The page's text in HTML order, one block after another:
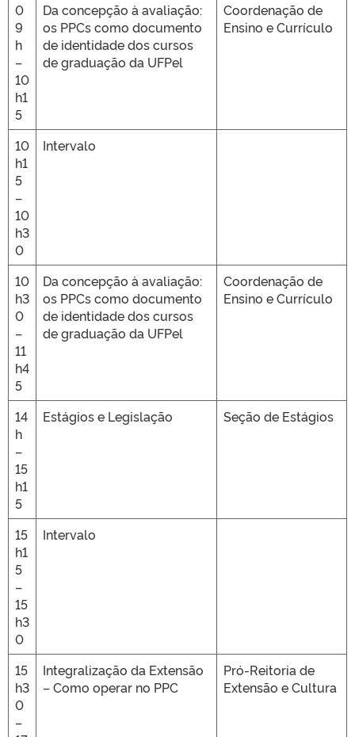
0
9
h
–
10
h1
5
Da concepção à avaliação:
os PPCs como documento
de identidade dos cursos
de graduação da UFPel
Coordenação de
Ensino e Currículo
10
h1
5
–
10
h3
0
Intervalo
10
h3
0
–
11
h4
5
Da concepção à avaliação:
os PPCs como documento
de identidade dos cursos
de graduação da UFPel
Coordenação de
Ensino e Currículo
14
h
–
15
h1
5
Estágios e Legislação Seção de Estágios
15
h1
5
–
15
h3
0
Intervalo
15
h3
0
–
Integralização da Extensão
– Como operar no PPC
Pró-Reitoria de
Extensão e Cultura